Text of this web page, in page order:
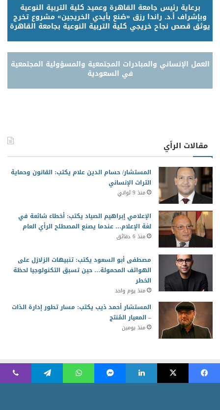
برعاية رئيس جامعة القاهرة وعميد كلية التربية النوعية
وبإشراف أ.د. راندا رزق «صُنع بأيدي الخريجين» مشروع تخرج
يوثق قصص نجاح خريجي كلية التربية النوعية بجامعة القاهرة
العمل الإنساني والمبادرات المجتمعية والمسؤولية المجتمعية
في السعودية
مقالات الرأي
المستشار/ حسام الدين علام يكتب: القانون وحماية
التراث الإنساني
منذ 9 ثواني
الإعلامي إبراهيم الصياد يكتب: أخطاء شائعة في
لغة الإعلام… عندما يصنع المصطلح الرأي العام
منذ 6 دقائق
مصطفى أبو السعود يكتب: تنبيهات الزلازل على
الهواتف المحمولة… حين تسبق التكنولوجيا لحظة
الخطر
منذ يوم واحد
المستشار أحمد ذيب يكتب: مسار تطور إدارة الذات
– المعيار المُنتج
منذ يومين
2026 جميع الحقوق محفوظة للمجلس العربي للمسئولية المجتمعية